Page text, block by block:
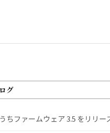
グ
ちファームウェア 3.5 をリリー